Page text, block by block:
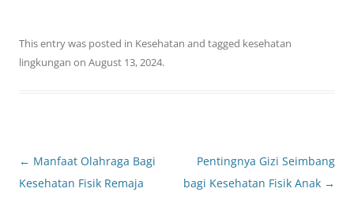
This entry was posted in Kesehatan and tagged kesehatan
lingkungan on August 13, 2024.
Post
navigation
← Manfaat Olahraga Bagi
Kesehatan Fisik Remaja
Pentingnya Gizi Seimbang
bagi Kesehatan Fisik Anak →